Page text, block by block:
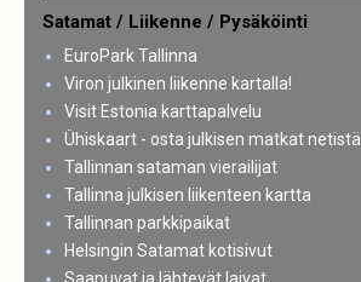
Satamat / Liikenne / Pysäköinti
EuroPark Tallinna
Viron julkinen liikenne kartalla!
Visit Estonia karttapalvelu
Ühiskaart - osta julkisen matkat netistä
Tallinnan sataman vierailijat
Tallinna julkisen liikenteen kartta
Tallinnan parkkipaikat
Helsingin Satamat kotisivut